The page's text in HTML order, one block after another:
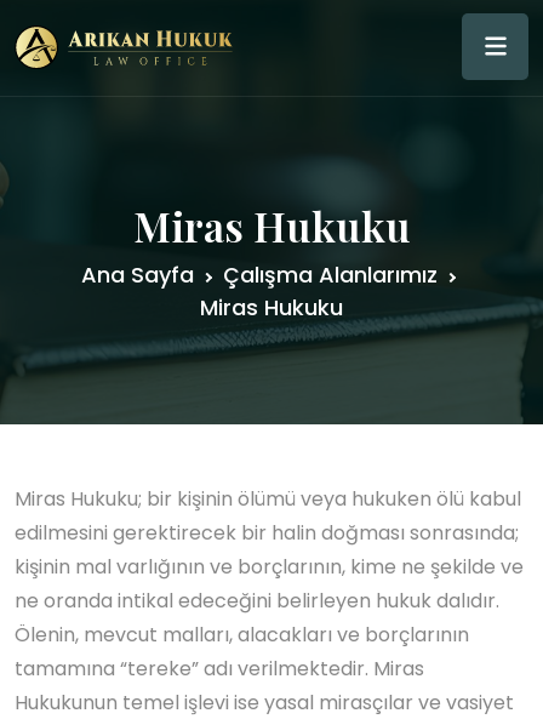
Miras Hukuku
Ana Sayfa
Çalışma Alanlarımız
Miras Hukuku
Miras Hukuku; bir kişinin ölümü veya hukuken ölü kabul
edilmesini gerektirecek bir halin doğması sonrasında;
kişinin mal varlığının ve borçlarının, kime ne şekilde ve
ne oranda intikal edeceğini belirleyen hukuk dalıdır.
Ölenin, mevcut malları, alacakları ve borçlarının
tamamına “tereke” adı verilmektedir. Miras
Hukukunun temel işlevi ise yasal mirasçılar ve vasiyet